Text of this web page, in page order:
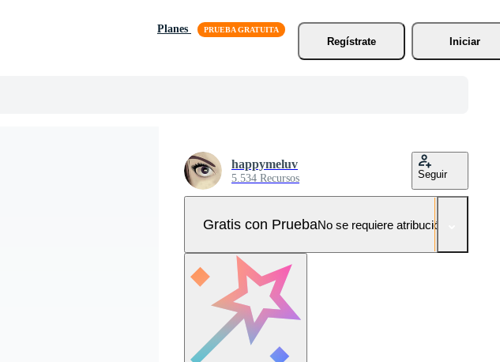
Planes
Regístrate
Iniciar
happymeluv
5.534 Recursos Seguir
Gratis con PruebaNo se requiere atribución!